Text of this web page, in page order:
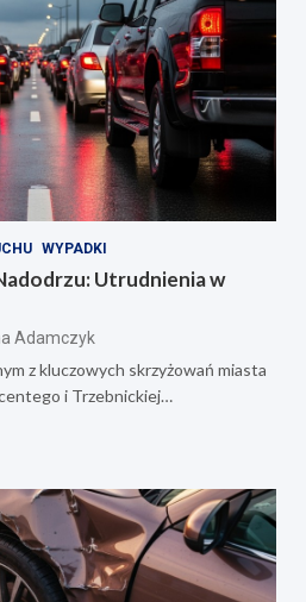
WYPADKI
Utrudnienia w
Adamczyk
z kluczowych skrzyżowań miasta
i Trzebnickiej…